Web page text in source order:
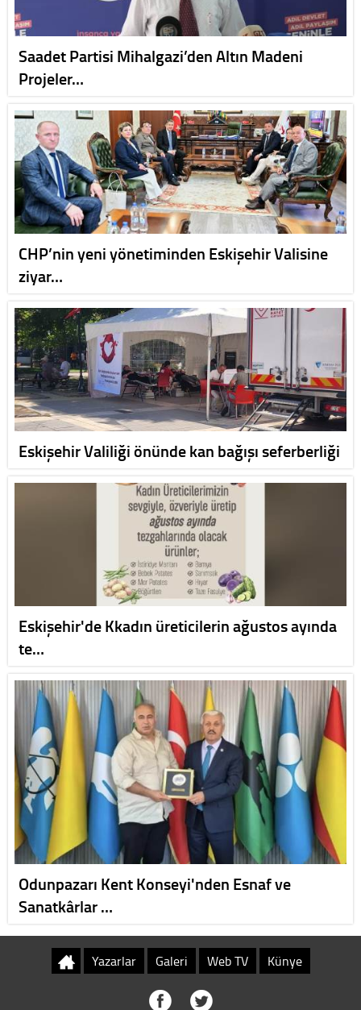
Saadet Partisi Mihalgazi’den Altın Madeni
Projeler…
CHP’nin yeni yönetiminden Eskişehir Valisine
ziyar…
Eskişehir Valiliği önünde kan bağışı seferberliği
Eskişehir'de Kkadın üreticilerin ağustos ayında
te…
Odunpazarı Kent Konseyi'nden Esnaf ve
Sanatkârlar …
Yazarlar Galeri Web TV Künye